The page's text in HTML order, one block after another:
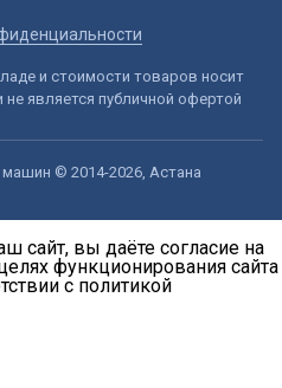
и стоимости товаров носит
является публичной офертой
© 2014-2026, Астана
сайт, вы даёте согласие на
функционирования сайта
с политикой